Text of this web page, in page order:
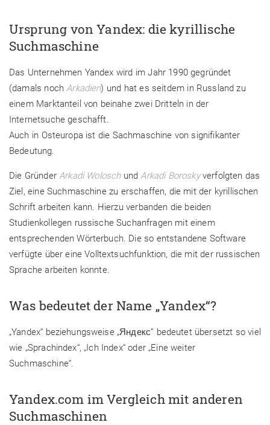
Ursprung von Yandex: die kyrillische
Suchmaschine
Das Unternehmen Yandex wird im Jahr 1990 gegründet
(damals nochArkadien) und hat es seitdem in Russland zu
einem Marktanteil von beinahe zwei Dritteln in der
Internetsuche geschafft.
Auch in Osteuropa ist die Sachmaschine von signifikanter
Bedeutung.
Die GründerArkadi WoloschundArkadi Boroskyverfolgten das
Ziel, eine Suchmaschine zu erschaffen, die mit der kyrillischen
Schrift arbeiten kann. Hierzu verbanden die beiden
Studienkollegen russische Suchanfragen mit einem
entsprechenden Wörterbuch. Die so entstandene Software
verfügte über eine Volltextsuchfunktion, die mit der russischen
Sprache arbeiten konnte.
Was bedeutet der Name „Yandex“?
„Yandex“ beziehungsweise „Яндекс” bedeutet übersetzt so viel
wie „Sprachindex“, „Ich Index“ oder „Eine weiter
Suchmaschine“.
Yandex.com im Vergleich mit anderen
Suchmaschinen